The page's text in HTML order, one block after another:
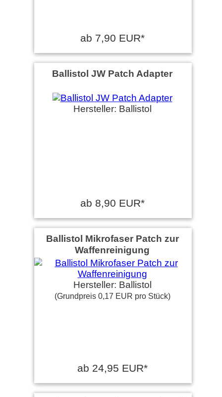
ab 7,90 EUR*
Ballistol JW Patch Adapter
Hersteller: Ballistol
ab 8,90 EUR*
Ballistol Mikrofaser Patch zur
Waffenreinigung
Hersteller: Ballistol
(Grundpreis 0,17 EUR pro Stück)
ab 24,95 EUR*